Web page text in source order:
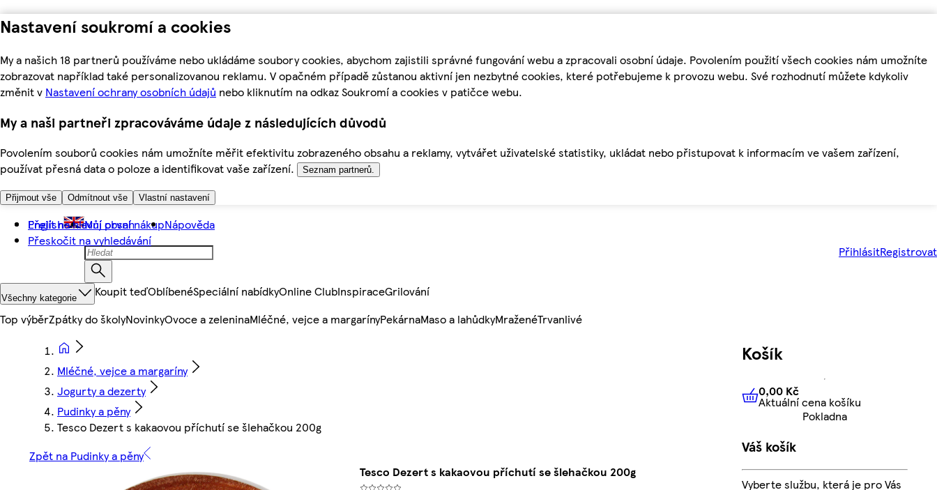
Nastavení soukromí a cookies
My a našich 18 partnerů používáme nebo ukládáme soubory cookies, abychom zajistili správné fungování webu a zpracovali osobní údaje. Povolením použití všech cookies nám umožníte
zobrazovat například také personalizovanou reklamu. V opačném případě zůstanou aktivní jen nezbytné cookies, které potřebujeme k provozu webu. Své rozhodnutí můžete kdykoliv
změnit v Nastavení ochrany osobních údajů nebo kliknutím na odkaz Soukromí a cookies v patičce webu.
My a naši partneři zpracováváme údaje z následujících důvodů
Povolením souborů cookies nám umožníte měřit efektivitu zobrazeného obsahu a reklamy, vytvářet uživatelské statistiky, ukládat nebo přistupovat k informacím ve vašem zařízení,
používat přesná data o poloze a identifikovat vaše zařízení.
Seznam partnerů.
Přijmout vše Odmítnout vše Vlastní nastavení
Přejít na hlavní obsah
Přeskočit na vyhledávání
English Můj první nákupNápověda
PřihlásitRegistrovat
Všechny kategorie Koupit teďOblíbenéSpeciální nabídkyOnline ClubInspiraceGrilování
Top výběrZpátky do školyNovinkyOvoce a zeleninaMléčné, vejce a margarínyPekárnaMaso a lahůdkyMraženéTrvanlivé
Mléčné, vejce a margaríny
Jogurty a dezerty
Pudinky a pěny
Tesco Dezert s kakaovou příchutí se šlehačkou 200g
Zpět na Pudinky a pěny
Tesco Dezert s kakaovou příchutí se šlehačkou 200g
Košík
0,00 KčAktuální cena košíku
0,00 Kč
Aktuální cena košíku
Pokladna
Váš košík
Vyberte službu, která je pro Vás